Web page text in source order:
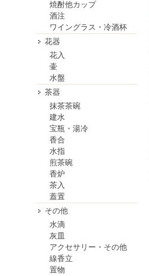
焼酎他カップ
酒注
ワイングラス・冷酒杯
花器
花入
壷
水盤
茶器
抹茶茶碗
建水
宝瓶・湯冷
香合
水指
煎茶碗
香炉
茶入
蓋置
その他
水滴
灰皿
アクセサリー・その他
線香立
置物